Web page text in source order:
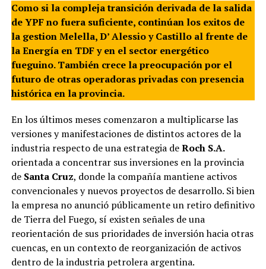
Como si la compleja transición derivada de la salida
de YPF no fuera suficiente, continúan los exitos de
la gestion Melella, D’ Alessio y Castillo al frente de
la Energía en TDF y en el sector energético
fueguino. También crece la preocupación por el
futuro de otras operadoras privadas con presencia
histórica en la provincia.
En los últimos meses comenzaron a multiplicarse las
versiones y manifestaciones de distintos actores de la
industria respecto de una estrategia deRoch S.A.
orientada a concentrar sus inversiones en la provincia
de Santa Cruz, donde la compañía mantiene activos
convencionales y nuevos proyectos de desarrollo. Si bien
la empresa no anunció públicamente un retiro definitivo
de Tierra del Fuego, sí existen señales de una
reorientación de sus prioridades de inversión hacia otras
cuencas, en un contexto de reorganización de activos
dentro de la industria petrolera argentina.